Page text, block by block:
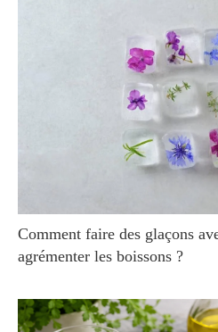
Comment faire des glaçons
agrémenter les boissons ?